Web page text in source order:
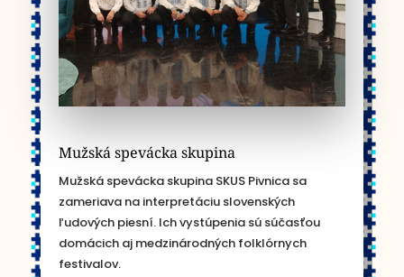
Mužská spevácka skupina
Mužská spevácka skupina SKUS Pivnica sa
zameriava na interpretáciu slovenských
ľudových piesní. Ich vystúpenia sú súčasťou
domácich aj medzinárodných folklórnych
festivalov.